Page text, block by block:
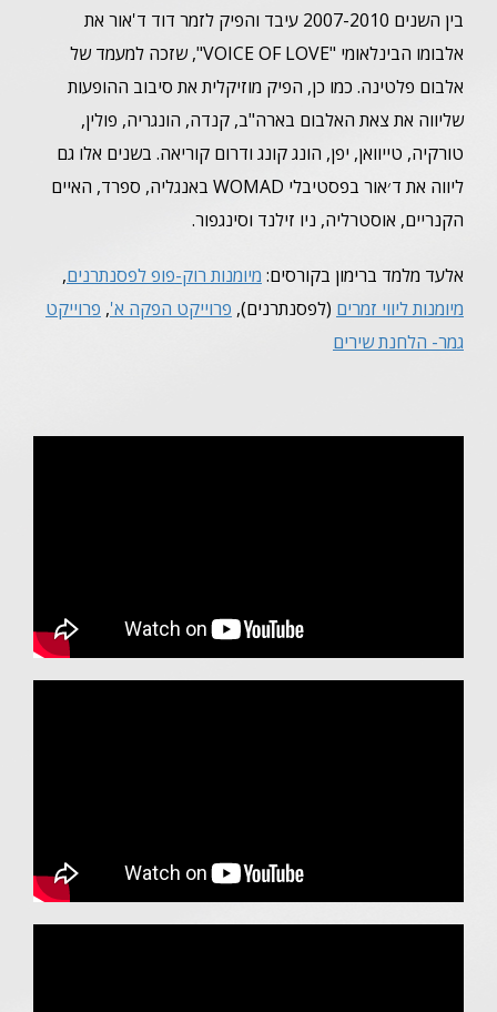
בין השנים 2007-2010 עיבד והפיק לזמר דוד ד'אור את
אלבומו הבינלאומי "VOICE OF LOVE", שזכה למעמד של
אלבום פלטינה. כמו כן, הפיק מוזיקלית את סיבוב ההופעות
שליווה את צאת האלבום בארה"ב, קנדה, הונגריה, פולין,
טורקיה, טייוואן, יפן, הונג קונג ודרום קוריאה. בשנים אלו גם
ליווה את ד׳אור בפסטיבלי WOMAD באנגליה, ספרד, האיים
הקנריים, אוסטרליה, ניו זילנד וסינגפור.
אלעד מלמד ברימון בקורסים: מיומנות רוק-פופ לפסנתרנים,
מיומנות ליווי זמרים (לפסנתרנים), פרוייקט הפקה א', פרוייקט
גמר- הלחנת שירים